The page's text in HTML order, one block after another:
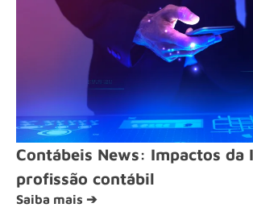
Contábeis News: Impactos da
profissão contábil
Saiba mais ➔